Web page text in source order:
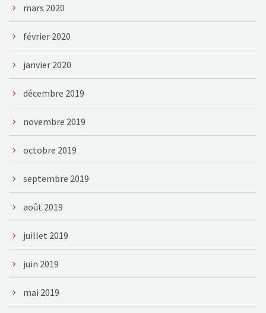
mars 2020
février 2020
janvier 2020
décembre 2019
novembre 2019
octobre 2019
septembre 2019
août 2019
juillet 2019
juin 2019
mai 2019